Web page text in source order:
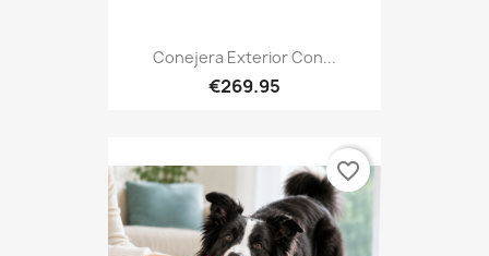
Conejera Exterior Con...
€269.95
favorite_border